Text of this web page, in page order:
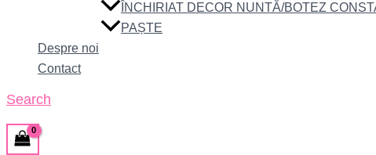
ÎNCHIRIAT DECOR NUNTĂ/BOTEZ
PAȘTE
Despre noi
Contact
Search